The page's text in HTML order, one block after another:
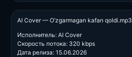
AI Cover — O’zgarmagan kafan qoldi.mp3
Исполнитель: AI Cover
Скорость потока: 320 kbps
Дата релиза: 15.06.2026